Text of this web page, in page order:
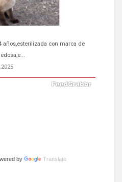
años,esterilizada con marca de
Gatos callejeros de la zona los
by Translate